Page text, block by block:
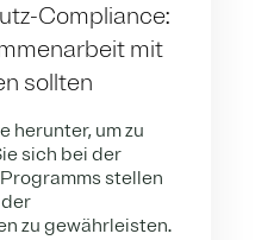
Compliance:
mit
sollten
herunter, um zu
sich bei der
stellen
zu gewährleisten.